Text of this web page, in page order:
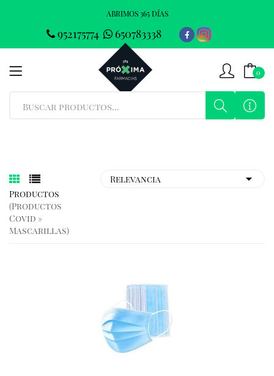
ABRIMOS 365 DÍAS
952175774 650783338
0
Productos
(productos
Covid »
Mascarillas)